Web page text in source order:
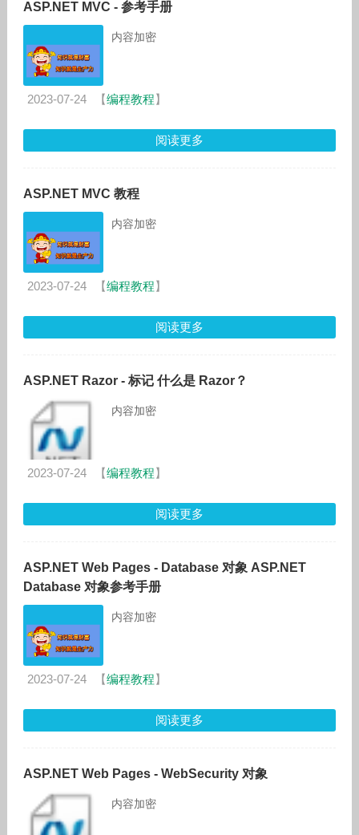
ASP.NET MVC - 参考手册
内容加密
2023-07-24 【编程教程】
阅读更多
ASP.NET MVC 教程
内容加密
2023-07-24 【编程教程】
阅读更多
ASP.NET Razor - 标记 什么是 Razor？
内容加密
2023-07-24 【编程教程】
阅读更多
ASP.NET Web Pages - Database 对象 ASP.NET
Database 对象参考手册
内容加密
2023-07-24 【编程教程】
阅读更多
ASP.NET Web Pages - WebSecurity 对象
内容加密